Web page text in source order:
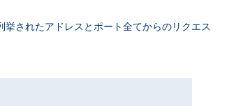
されたアドレスとポート全てからのリクエス